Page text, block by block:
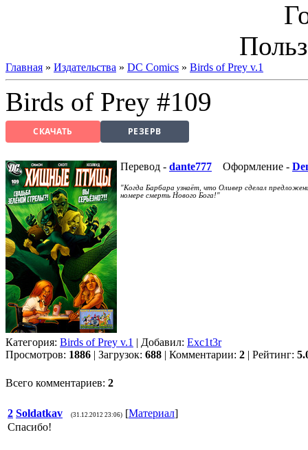
Главная » Издательства » DC Comics » Birds of Prey v.1
Birds of Prey #109
СКАЧАТЬ РЕЗЕРВ
Перевод - dante777 Оформление -
"Когда Барбара узнаёт, что Оливер сделал
номере смерть Нового Бога!"
Категория: Birds of Prey v.1 | Добавил: Exc1t3r
Просмотров: 1886 | Загрузок: 688 | Комментарии: 2 | Рейтинг:
Всего комментариев: 2
2 Soldatkav (31.12.2012 23:06) [Материал]
Спасибо!